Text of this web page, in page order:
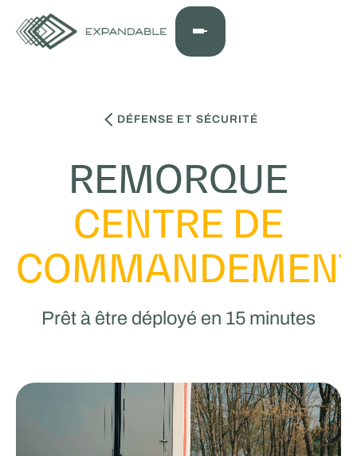
DÉFENSE ET SÉCURITÉ
REMORQUE
CENTRE DE
Prêt à être déployé en 15 minutes